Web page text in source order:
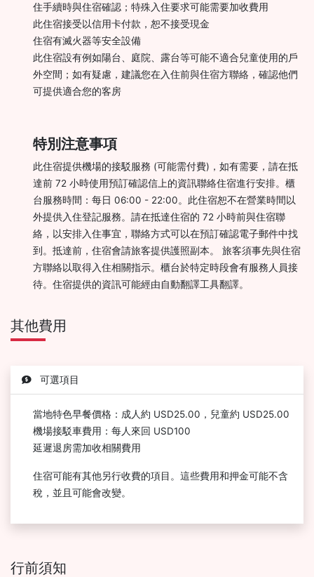
住手續時與住宿確認；特殊入住要求可能需要加收費用
此住宿接受以信用卡付款，恕不接受現金
住宿有滅火器等安全設備
此住宿設有例如陽台、庭院、露台等可能不適合兒童使用的戶
外空間；如有疑慮，建議您在入住前與住宿方聯絡，確認他們
可提供適合您的客房
特別注意事項
此住宿提供機場的接駁服務 (可能需付費)，如有需要，請在抵
達前 72 小時使用預訂確認信上的資訊聯絡住宿進行安排。櫃
台服務時間：每日 06:00 - 22:00。此住宿恕不在營業時間以
外提供入住登記服務。請在抵達住宿的 72 小時前與住宿聯
絡，以安排入住事宜，聯絡方式可以在預訂確認電子郵件中找
到。抵達前，住宿會請旅客提供護照副本。 旅客須事先與住宿
方聯絡以取得入住相關指示。櫃台於特定時段會有服務人員接
待。住宿提供的資訊可能經由自動翻譯工具翻譯。
其他費用
可選項目
當地特色早餐價格：成人約 USD25.00，兒童約 USD25.00
機場接駁車費用：每人來回 USD100
延遲退房需加收相關費用
住宿可能有其他另行收費的項目。這些費用和押金可能不含
稅，並且可能會改變。
行前須知